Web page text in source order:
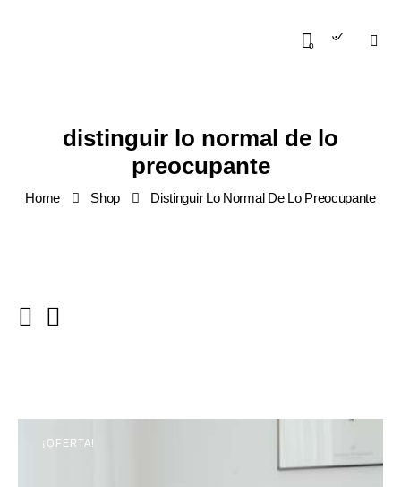
0
distinguir lo normal de lo
preocupante
Home Shop Distinguir Lo Normal De Lo Preocupante
¡OFERTA!